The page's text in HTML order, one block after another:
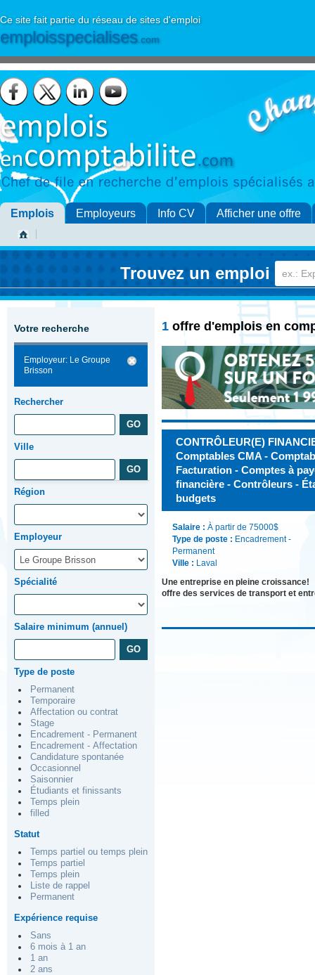
Ce site fait partie du réseau de sites d'emploi
emploisspecialises.com
Emplois Employeurs Info CV Afficher une offre
Trouvez un emploi
Votre recherche
Employeur: Le Groupe
Brisson
Rechercher
Ville
Région
Employeur
Spécialité
Salaire minimum (annuel)
Type de poste
Permanent
Temporaire
Affectation ou contrat
Stage
Encadrement - Permanent
Encadrement - Affectation
Candidature spontanée
Occasionnel
Saisonnier
Étudiants et finissants
Temps plein
filled
Statut
Temps partiel ou temps plein
Temps partiel
Temps plein
Liste de rappel
Permanent
Expérience requise
Sans
6 mois à 1 an
1 an
2 ans
1 offre d'emplois en
CONTRÔLEUR(E)
Comptables CMA -
Facturation - Comptes à
financière - Contrôleurs -
budgets
Salaire : À partir de 75000$
Type de poste : Encadrement -
Permanent
Ville : Laval
Une entreprise en pleine
offre des services de transport et